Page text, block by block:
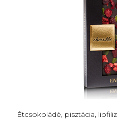
Étcsokoládé, pisztácia,